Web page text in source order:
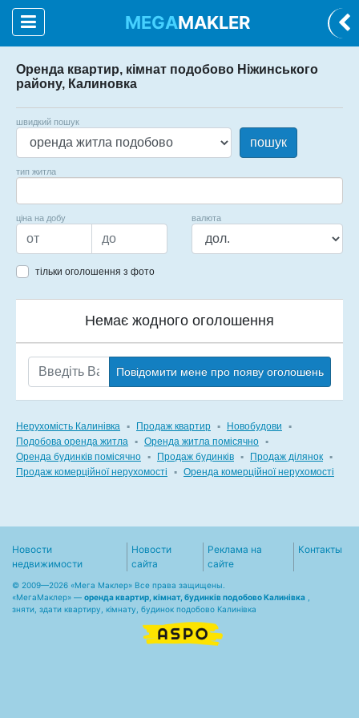
MEGAMAKLER
Оренда квартир, кімнат подобово Ніжинського
району, Калиновка
швидкий пошук
пошук
тип житла
ціна на добу валюта
тільки оголошення з фото
Немає жодного оголошення
Повідомити мене про появу оголошень
Нерухомість Калинівка ▪ Продаж квартир ▪ Новобудови
▪
Подобова оренда житла ▪ Оренда житла помісячно ▪
Оренда будинків помісячно ▪ Продаж будинків ▪ Продаж ділянок ▪
Продаж комерційної нерухомості
▪ Оренда комерційної нерухомості
Новости
недвижимости
Новости
сайта
Реклама на
сайте
Контакты
© 2009—2026 «Мега Маклер» Все права защищены.
«МегаМаклер» — оренда квартир, кімнат, будинків подобово Калинівка
зняти, здати квартиру, кімнату, будинок подобово Калинівка